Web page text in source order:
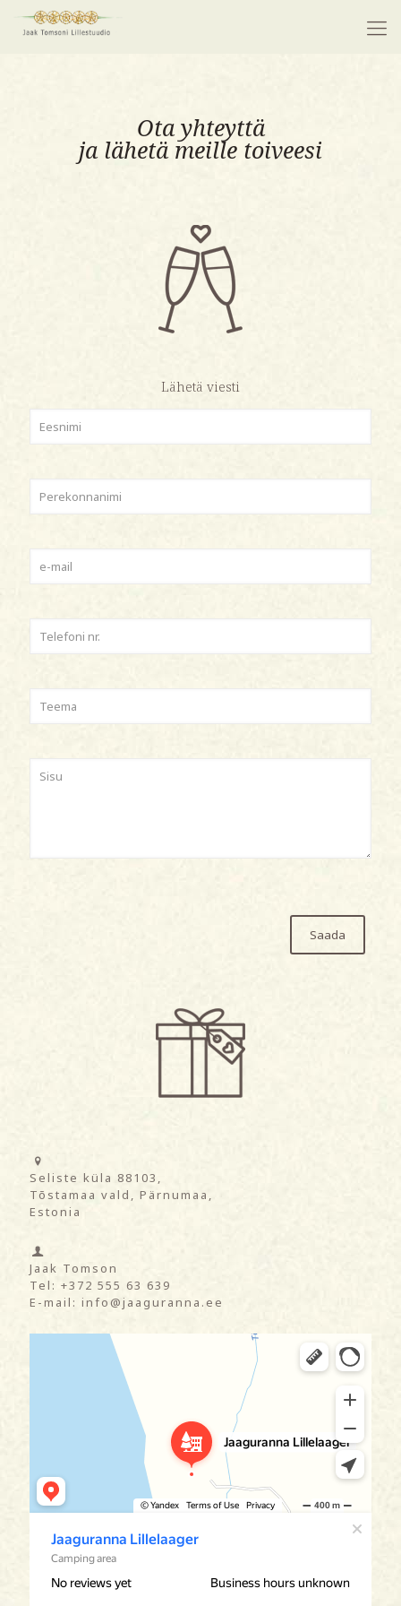
Ota yhteyttä
ja lähetä meille toiveesi
Lähetä viesti
Seliste küla 88103,
Tõstamaa vald, Pärnumaa,
Estonia
Jaak Tomson
Tel: +372 555 63 639
E-mail: info@jaaguranna.ee